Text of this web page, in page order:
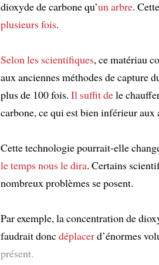
dioxyde de carbone qu’un arbre.
plusieurs fois.
Selon les scientifiques, ce matériau
aux anciennes méthodes de capture
plus de 100 fois. Il suffit dele
carbone, ce qui est bien inférieur aux
Cette technologie pourrait-elle
le temps nous le dira. Certains
nombreux problèmes se posent.
Par exemple, la concentration de
faudrait doncdéplacerd’énormes
présent.